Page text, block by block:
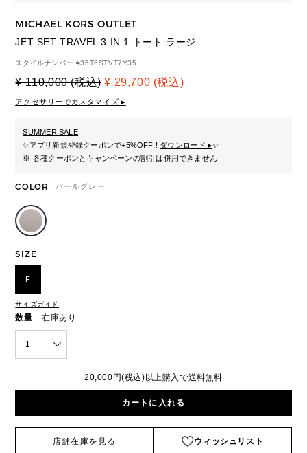
MICHAEL KORS OUTLET
JET SET TRAVEL 3 IN 1 トート ラージ
スタイルナンバー #35T6STVT7Y35
¥ 110,000 (税込) ¥ 29,700 (税込)
アクセサリーでカスタマイズ ▸
SUMMER SALE
✨アプリ新規登録クーポンで+5%OFF ! ダウンロード ▸✨
※ 各種クーポンとキャンペーンの割引は併用できません
COLOR パールグレー
SIZE
F
サイズガイド
数量 在庫あり
1
20,000円(税込)以上購入で送料無料
カートに入れる
店舗在庫を見る ウィッシュリスト